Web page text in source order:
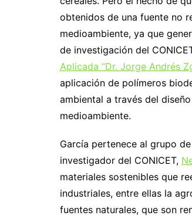
obtenidos de una fuente no
medioambiente, ya que
de investigación del
Aplicada “Dr. Jorge Andrés
aplicación de polímeros
ambiental a través del
medioambiente.
García pertenece al grupo
investigador del CONICET,
materiales sostenibles que
industriales, entre ellas la
fuentes naturales, que son